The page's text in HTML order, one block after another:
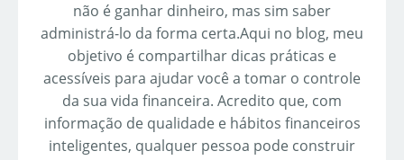
não é ganhar dinheiro, mas sim saber
administrá-lo da forma certa.Aqui no blog, meu
objetivo é compartilhar dicas práticas e
acessíveis para ajudar você a tomar o controle
da sua vida financeira. Acredito que, com
informação de qualidade e hábitos financeiros
inteligentes, qualquer pessoa pode construir